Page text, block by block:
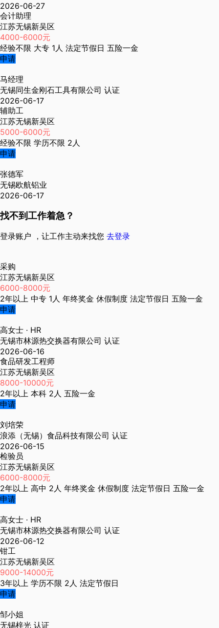
2026-06-27
会计助理
江苏无锡新吴区
4000-6000元
经验不限 大专 1人 法定节假日 五险一金
申请
马经理
无锡同生金刚石工具有限公司 认证
2026-06-17
辅助工
江苏无锡新吴区
5000-6000元
经验不限 学历不限 2人
申请
张德军
无锡欧航铝业
2026-06-17
找不到工作着急？
登录账户 ，让工作主动来找您 去登录
采购
江苏无锡新吴区
6000-8000元
2年以上 中专 1人 年终奖金 休假制度 法定节假日 五险一金
申请
高女士 · HR
无锡市林源热交换器有限公司 认证
2026-06-16
食品研发工程师
江苏无锡新吴区
8000-10000元
2年以上 本科 2人 五险一金
申请
刘培荣
浪添（无锡）食品科技有限公司 认证
2026-06-15
检验员
江苏无锡新吴区
6000-8000元
2年以上 高中 2人 年终奖金 休假制度 法定节假日 五险一金
申请
高女士 · HR
无锡市林源热交换器有限公司 认证
2026-06-12
钳工
江苏无锡新吴区
9000-14000元
3年以上 学历不限 2人 法定节假日
申请
邹小姐
无锡梓光 认证